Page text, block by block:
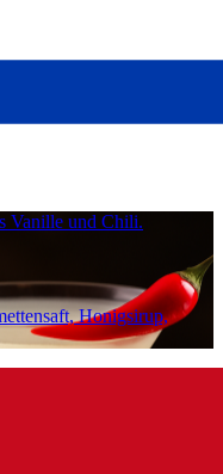
Vanille und Chili.
Honigsirup,